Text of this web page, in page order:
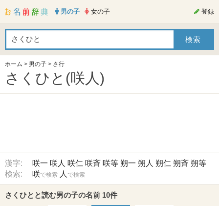
男の子 女の子 登録
ホーム > 男の子 > さ行
さくひと(咲人)
漢字: 咲一 咲人 咲仁 咲斉 咲等 朔一 朔人 朔仁 朔斉 朔等
検索:
咲で検索 人 で検索
さくひとと読む男の子の名前 10件